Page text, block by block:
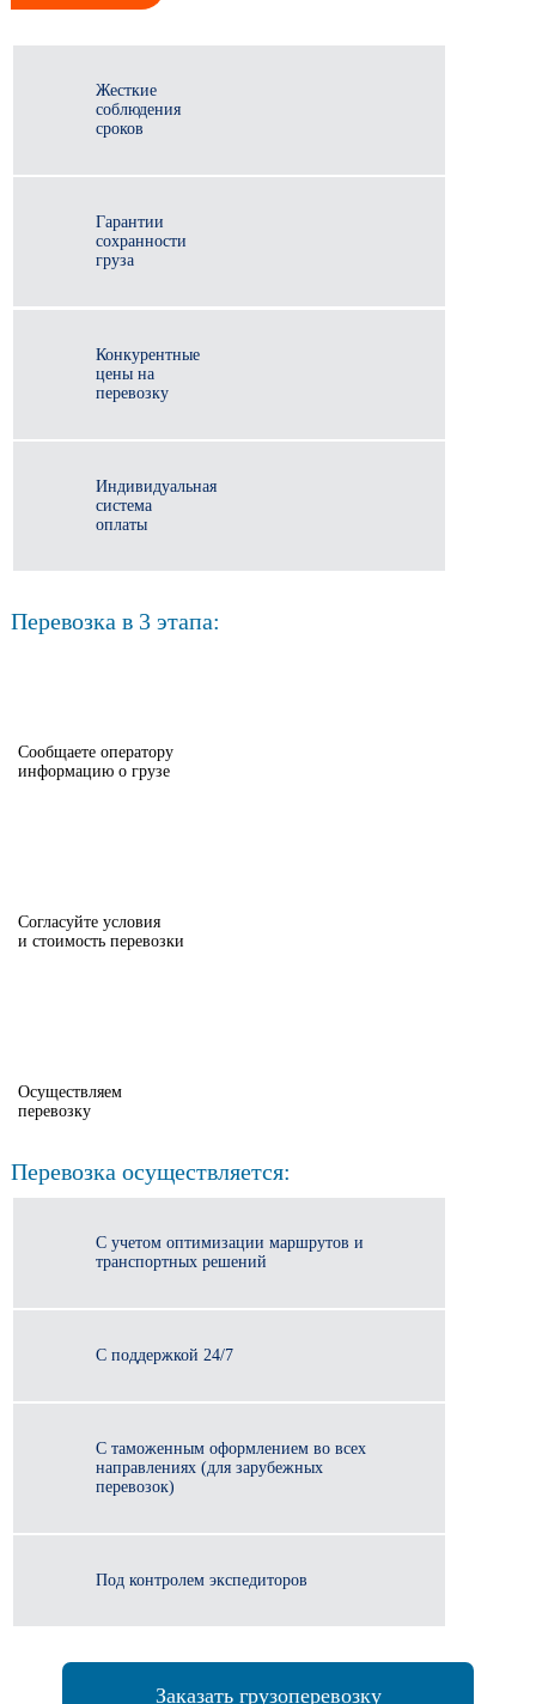
Жесткие
соблюдения
сроков
Гарантии
сохранности
груза
Конкурентные
цены на
перевозку
Индивидуальная
система
оплаты
Перевозка в 3 этапа:
Сообщаете оператору
информацию о грузе
Согласуйте условия
и стоимость перевозки
Осуществляем
перевозку
Перевозка осуществляется:
С учетом оптимизации маршрутов и
транспортных решений
С поддержкой 24/7
С таможенным оформлением во всех
направлениях (для зарубежных
перевозок)
Под контролем экспедиторов
Заказать грузоперевозку